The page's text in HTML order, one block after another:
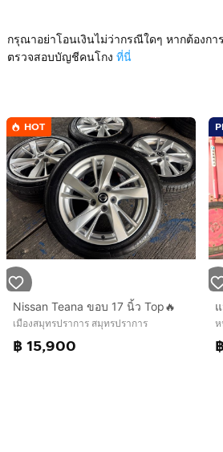
กรุณาอย่าโอนเงินไม่ว่ากรณีใดๆ หากต้องกา
ตรวจสอบบัญชีคนโกง ที่นี่
HOT
Nissan Teana ขอบ 17 นิ้ว Top🔥
เมืองสมุทรปราการ สมุทรปราการ
฿ 15,900
ห